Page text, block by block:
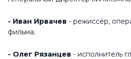
- Иван Ирвачев - режиссёр,
фильма;
- Олег Рязанцев - исполнитель